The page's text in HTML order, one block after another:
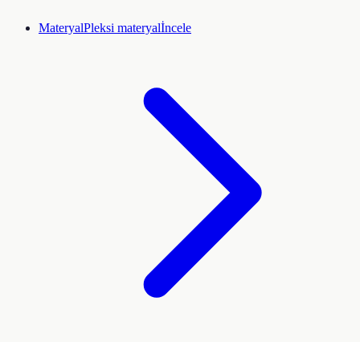
MateryalPleksi materyalİncele